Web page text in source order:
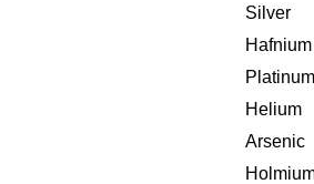
Silver
Hafnium
Platinum
Helium
Arsenic